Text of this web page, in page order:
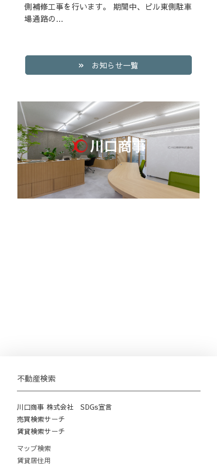
側補修工事を行います。 期間中、ビル東側駐車
場通路の…
お知らせ一覧
不動産検索
川口商事 株式会社 SDGs宣言
売買検索サーチ
賃貸検索サーチ
マップ検索
賃貸居住用